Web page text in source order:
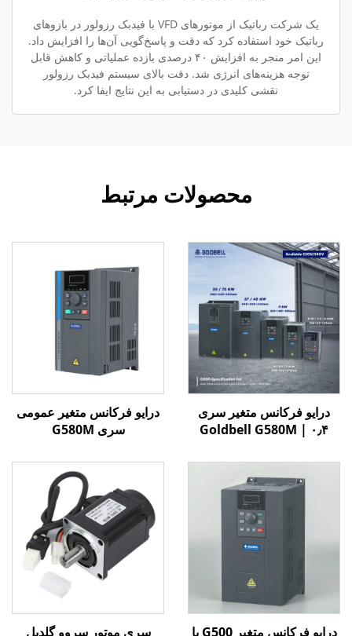
یک شرکت رباتیک از موتورهای VFD با فیدبک رزولور در بازوهای
رباتیک خود استفاده کرد که دقت و پاسخ‌گویی آن‌ها را افزایش داد.
این امر منجر به افزایش ۴۰ درصدی بازده عملیاتی و کاهش قابل
توجه هزینه‌های انرژی شد. دقت بالای سیستم فیدبک رزولور
نقشی کلیدی در دستیابی به این نتایج ایفا کرد.
محصولات مرتبط
درایو فرکانس متغیر سری
Goldbell G580M | ۰٫۴
کنترل V/F و برداری | درایو
فرکانس متغیر با گواهینامه
CE
درایو فرکانس متغیر عمومی
سری G580M
درایو فرکانس متغیر G500 با سری موتور سروو گلدبل